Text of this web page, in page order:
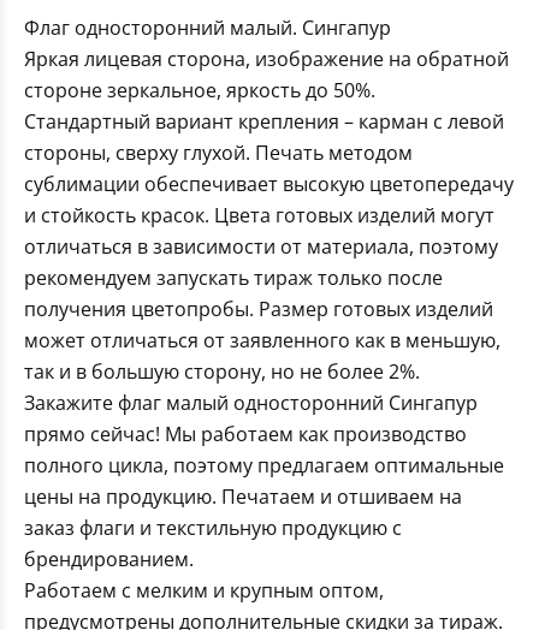
Флаг односторонний малый. Сингапур
Яркая лицевая сторона, изображение на обратной
стороне зеркальное, яркость до 50%.
Стандартный вариант крепления – карман с левой
стороны, сверху глухой. Печать методом
сублимации обеспечивает высокую цветопередачу
и стойкость красок. Цвета готовых изделий могут
отличаться в зависимости от материала, поэтому
рекомендуем запускать тираж только после
получения цветопробы. Размер готовых изделий
может отличаться от заявленного как в меньшую,
так и в большую сторону, но не более 2%.
Закажите флаг малый односторонний Сингапур
прямо сейчас! Мы работаем как производство
полного цикла, поэтому предлагаем оптимальные
цены на продукцию. Печатаем и отшиваем на
заказ флаги и текстильную продукцию с
брендированием.
Работаем с мелким и крупным оптом,
предусмотрены дополнительные скидки за тираж.